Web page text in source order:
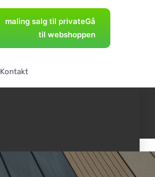
maling salg til privateGå
til webshoppen
Kontakt